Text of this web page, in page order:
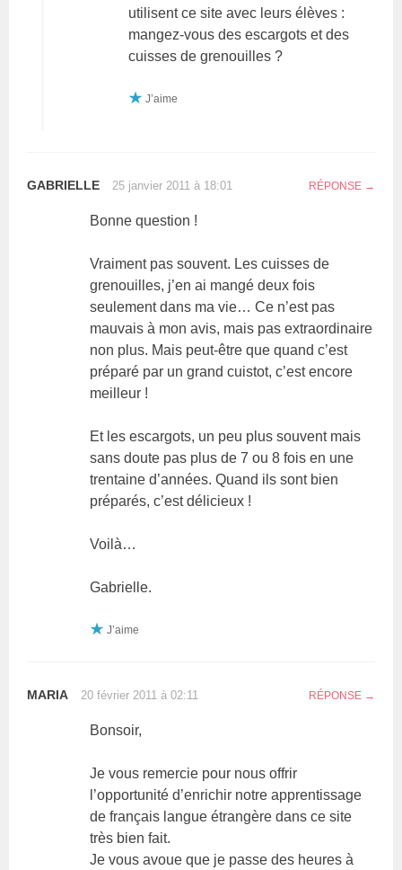
utilisent ce site avec leurs élèves :
mangez-vous des escargots et des
cuisses de grenouilles ?
J’aime
GABRIELLE 25 janvier 2011 à 18:01 RÉPONSE
Bonne question !
Vraiment pas souvent. Les cuisses de
grenouilles, j’en ai mangé deux fois
seulement dans ma vie… Ce n’est pas
mauvais à mon avis, mais pas extraordinaire
non plus. Mais peut-être que quand c’est
préparé par un grand cuistot, c’est encore
meilleur !
Et les escargots, un peu plus souvent mais
sans doute pas plus de 7 ou 8 fois en une
trentaine d’années. Quand ils sont bien
préparés, c’est délicieux !
Voilà…
Gabrielle.
J’aime
MARIA 20 février 2011 à 02:11 RÉPONSE
Bonsoir,
Je vous remercie pour nous offrir
l’opportunité d’enrichir notre apprentissage
de français langue étrangère dans ce site
très bien fait.
Je vous avoue que je passe des heures à